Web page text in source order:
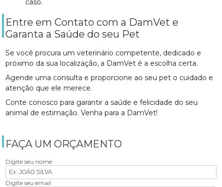
caso.
Entre em Contato com a DamVet e
Garanta a Saúde do seu Pet
Se você procura um veterinário competente, dedicado e
próximo da sua localização, a DamVet é a escolha certa.
Agende uma consulta e proporcione ao seu pet o cuidado e
atenção que ele merece.
Conte conosco para garantir a saúde e felicidade do seu
animal de estimação. Venha para a DamVet!
FAÇA UM ORÇAMENTO
Digite seu nome
Digite seu email